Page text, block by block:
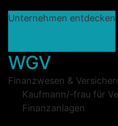
Unternehmen entdecken
WGV
Finanzwesen &
Kaufmann/-frau für
Finanzanlagen